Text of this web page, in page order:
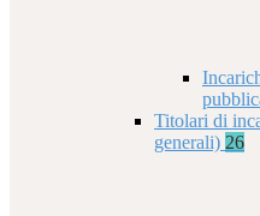
Titolari di
generali) 26